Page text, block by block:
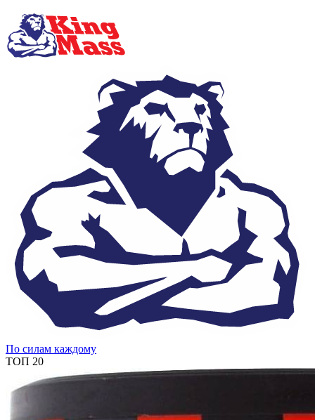
По силам каждому
ТОП 20